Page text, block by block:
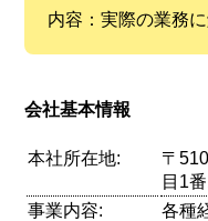
内容：実際の業務
会社基本情報
本社所在地:
〒
目1
事業内容:
各種